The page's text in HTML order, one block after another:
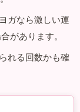
ガなら激しい運
があります。
れる回数かも確